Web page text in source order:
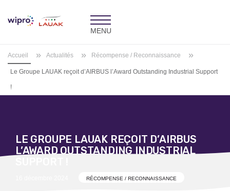
Toggle
navigation
Accueil » Actualités » Récompense / Reconnaissance »
Le Groupe LAUAK reçoit d’AIRBUS l’Award Outstanding Industrial Support
!
LE GROUPE LAUAK REÇOIT D’AIRBUS
L’AWARD OUTSTANDING INDUSTRIAL
RÉCOMPENSE / RECONNAISSANCE